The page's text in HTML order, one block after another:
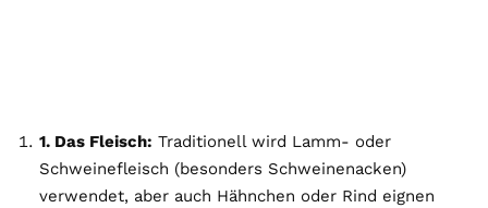
1. Das Fleisch: Traditionell wird Lamm- oder
Schweinefleisch (besonders Schweinenacken)
verwendet, aber auch Hähnchen oder Rind eignen